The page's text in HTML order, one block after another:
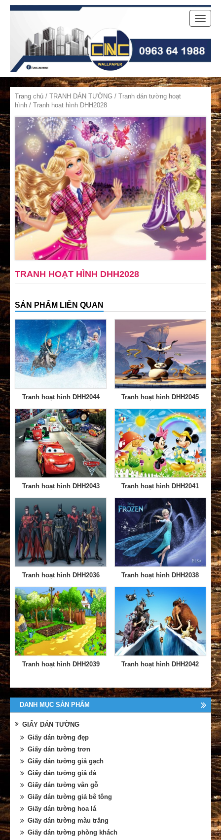
Toggle
Trang chủ / TRANH DÁN TƯỜNG / Tranh dán tường hoạt
hình / Tranh hoạt hình DHH2028
TRANH HOẠT HÌNH DHH2028
SẢN PHẨM LIÊN QUAN
Tranh hoạt hình DHH2044 Tranh hoạt hình DHH2045
Tranh hoạt hình DHH2043 Tranh hoạt hình DHH2041
Tranh hoạt hình DHH2036 Tranh hoạt hình DHH2038
Tranh hoạt hình DHH2039 Tranh hoạt hình DHH2042
DANH MỤC SẢN PHẨM
GIẤY DÁN TƯỜNG
Giấy dán tường đẹp
Giấy dán tường trơn
Giấy dán tường giả gạch
Giấy dán tường giả đá
Giấy dán tường vân gỗ
Giấy dán tường giả bê tông
Giấy dán tường hoa lá
Giấy dán tường màu trắng
Giấy dán tường phòng khách